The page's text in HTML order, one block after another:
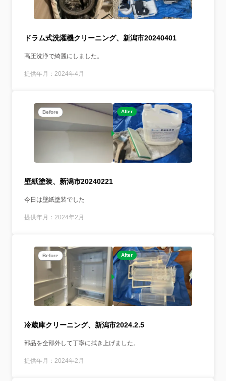
ドラム式洗濯機クリーニング、新潟市20240401
高圧洗浄で綺麗にしました。
提供年月：2024年4月
Before After
壁紙塗装、新潟市20240221
今日は壁紙塗装でした
提供年月：2024年2月
Before After
冷蔵庫クリーニング、新潟市2024.2.5
部品を全部外して丁寧に拭き上げました。
提供年月：2024年2月